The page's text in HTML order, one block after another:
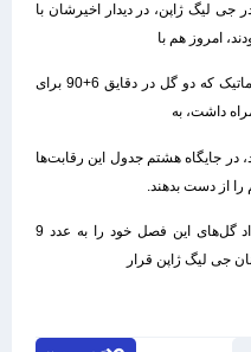
لیگ ژاپن، در دیدار اخیرشان با
امروز هم با
پنالتی او پیش افتادند ولی در یک دیدار دراماتیک که دو گل در دقایق 6+90 برای
37 امتیازی شوند، در جایگاه هشتم جدول این رقابت‌ها
از دست بدهند.
شهاب زاهدی با گلزنی مقابل ساپورو تعداد گل‌های این فصل خود را به عدد 9
جی لیگ ژاپن قرار